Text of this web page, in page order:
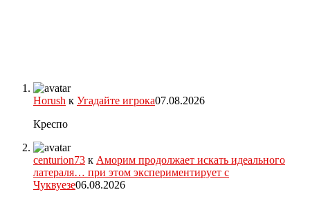
Horush к Угадайте игрока07.08.2026
Креспо
centurion73 к Аморим продолжает искать идеального
латераля… при этом экспериментирует с
Чуквуезе06.08.2026